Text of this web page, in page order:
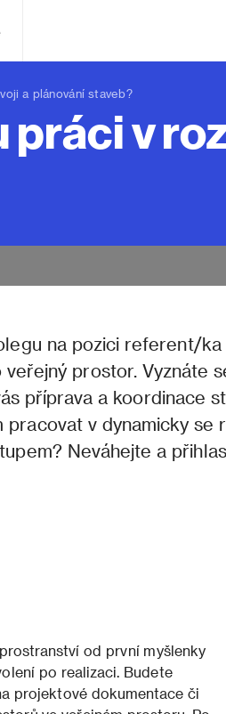
a plánování staveb?
v
na pozici referent/
prostor. Vyznáte
příprava a koordinace
v dynamicky se
Neváhejte a
od první myšlenky
po realizaci. Budete
projektové dokumentace či